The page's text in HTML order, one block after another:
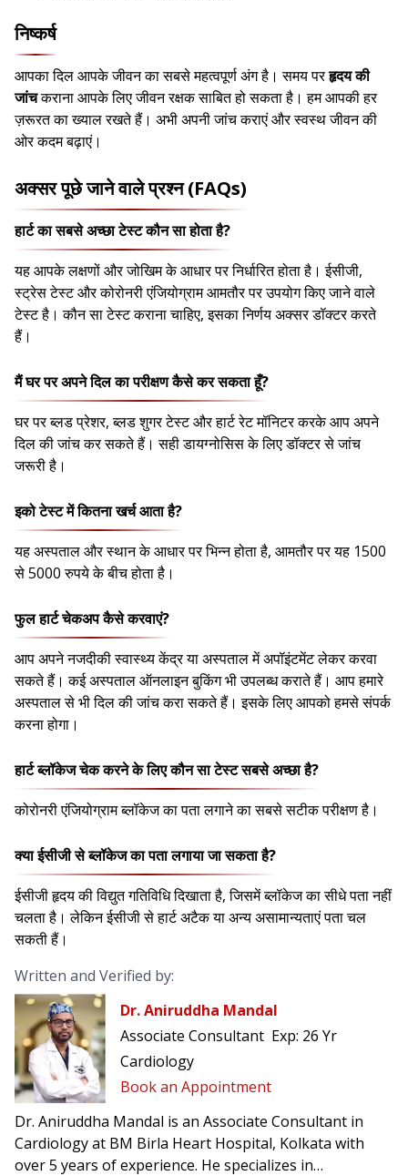
निष्कर्ष
आपका दिल आपके जीवन का सबसे महत्वपूर्ण अंग है। समय परहृदय की
जांचकराना आपके लिए जीवन रक्षक साबित हो सकता है। हम आपकी हर
ज़रूरत का ख्याल रखते हैं। अभी अपनी जांच कराएं और स्वस्थ जीवन की
ओर कदम बढ़ाएं।
अक्सर पूछे जाने वाले प्रश्न (FAQs)
हार्ट का सबसे अच्छा टेस्ट कौन सा होता है?
यह आपके लक्षणों और जोखिम के आधार पर निर्धारित होता है। ईसीजी,
स्ट्रेस टेस्ट और कोरोनरी एंजियोग्राम आमतौर पर उपयोग किए जाने वाले
टेस्ट है। कौन सा टेस्ट कराना चाहिए, इसका निर्णय अक्सर डॉक्टर करते
हैं।
मैं घर पर अपने दिल का परीक्षण कैसे कर सकता हूँ?
घर पर ब्लड प्रेशर, ब्लड शुगर टेस्ट और हार्ट रेट मॉनिटर करके आप अपने
दिल की जांच कर सकते हैं। सही डायग्नोसिस के लिए डॉक्टर से जांच
जरूरी है।
इको टेस्ट में कितना खर्च आता है?
यह अस्पताल और स्थान के आधार पर भिन्न होता है, आमतौर पर यह 1500
से 5000 रुपये के बीच होता है।
फुल हार्ट चेकअप कैसे करवाएं?
आप अपने नजदीकी स्वास्थ्य केंद्र या अस्पताल में अपॉइंटमेंट लेकर करवा
सकते हैं। कई अस्पताल ऑनलाइन बुकिंग भी उपलब्ध कराते हैं। आप हमारे
अस्पताल से भी दिल की जांच करा सकते हैं। इसके लिए आपको हमसे संपर्क
करना होगा।
हार्ट ब्लॉकेज चेक करने के लिए कौन सा टेस्ट सबसे अच्छा है?
कोरोनरी एंजियोग्राम ब्लॉकेज का पता लगाने का सबसे सटीक परीक्षण है।
क्या ईसीजी से ब्लॉकेज का पता लगाया जा सकता है?
ईसीजी हृदय की विद्युत गतिविधि दिखाता है, जिसमें ब्लॉकेज का सीधे पता नहीं
चलता है। लेकिन ईसीजी से हार्ट अटैक या अन्य असामान्यताएं पता चल
सकती हैं।
Written and Verified by:
Dr. Aniruddha Mandal
Associate Consultant Exp: 26 Yr
Cardiology
Book an Appointment
Dr. Aniruddha Mandal is an Associate Consultant in
Cardiology at BM Birla Heart Hospital, Kolkata with
over 5 years of experience. He specializes in